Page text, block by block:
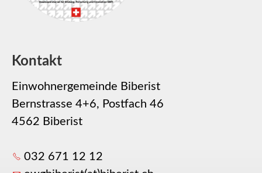
Kontakt
Einwohnergemeinde Biberist
Bernstrasse 4+6, Postfach 46
4562 Biberist
032 671 12 12